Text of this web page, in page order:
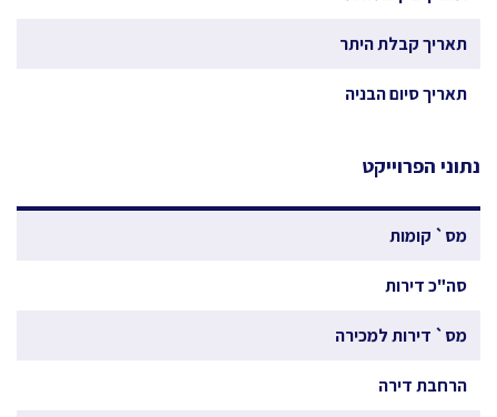
תאריך קבלת היתר
תאריך סיום הבניה
נתוני הפרוייקט
מס` קומות
סה"כ דירות
מס` דירות למכירה
הרחבת דירה